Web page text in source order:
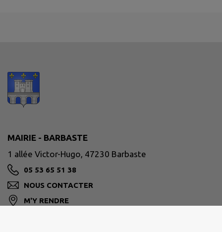
MAIRIE - BARBASTE
1 allée Victor-Hugo, 47230 Barbaste
05 53 65 51 38
NOUS CONTACTER
M'Y RENDRE